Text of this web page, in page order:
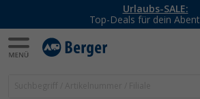
Urlaubs-SALE:
Top-Deals für dein Abenteuer!